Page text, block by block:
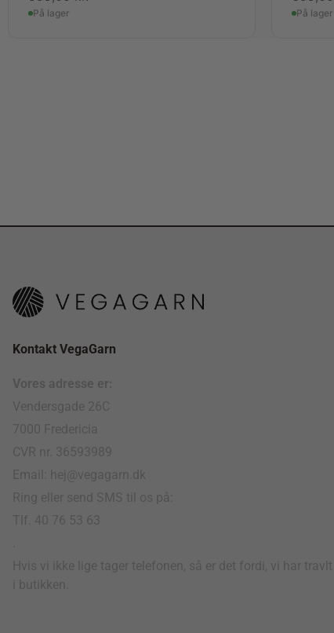
På lager På lager
Kontakt VegaGarn
Vores adresse er:
Vendersgade 26C
7000 Fredericia
CVR nr. 36593989
Email: hej@vegagarn.dk
Ring eller send SMS til os på:
Tlf. 40 76 53 63
Hvis vi ikke lige tager telefonen, så er det fordi, vi har travlt
i butikken.